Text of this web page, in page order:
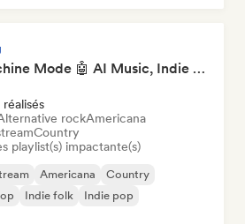
Pop Machine Mode 🤖 AI Music, Indie Pop & Dream Pop
rockAmericana
Country
playlist(s) impactante(s)
Americana
Country
Indie folk
Indie pop